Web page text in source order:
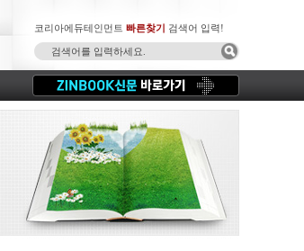
코리아에듀테인먼트 빠른찾기 검색어 입력!